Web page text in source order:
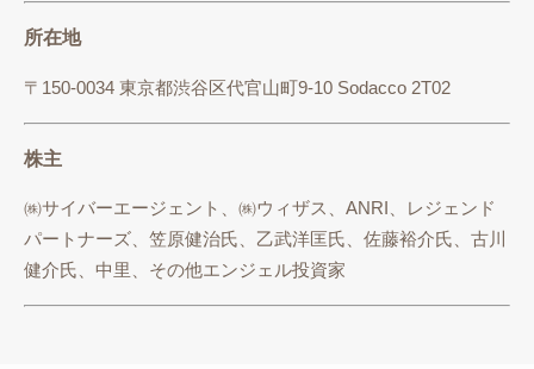
所在地
〒150-0034 東京都渋谷区代官山町9-10 Sodacco 2T02
株主
㈱サイバーエージェント、㈱ウィザス、ANRI、レジェンド
パートナーズ、笠原健治氏、乙武洋匡氏、佐藤裕介氏、古川
健介氏、中里、その他エンジェル投資家